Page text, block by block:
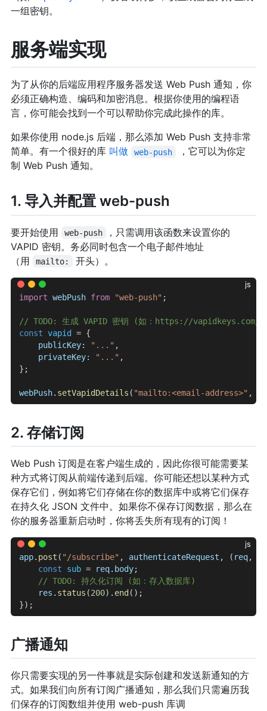
一组密钥。
服务端实现
为了从你的后端应用程序服务器发送 Web Push 通知，你
必须正确构造、编码和加密消息。根据你使用的编程语
言，你可能会找到一个可以帮助你完成此操作的库。
如果你使用 node.js 后端，那么添加 Web Push 支持非常
简单。有一个很好的库 叫做 web-push
，它可以为你定
制 Web Push 通知。
1. 导入并配置 web-push
要开始使用 web-push
，只需调用该函数来设置你的
VAPID 密钥。务必同时包含一个电子邮件地址
（用
mailto: 开头）。
js
import webPush from "web-push" ;
// TODO: 生成 VAPID 密钥 (如：https://vapidkeys.com/)
const vapid = {
    publicKey:
"..." ,
    privateKey:
"..." ,
};
webPush. setVapidDetails ( "mailto:<email-address>" ,
2. 存储订阅
Web Push 订阅是在客户端生成的，因此你很可能需要某
种方式将订阅从前端传递到后端。你可能还想以某种方式
保存它们，例如将它们存储在你的数据库中或将它们保存
在持久化 JSON 文件中。如果你不保存订阅数据，那么在
你的服务器重新启动时，你将丢失所有现有的订阅！
js
app. post ( "/subscribe" , authenticateRequest , ( req,
    const
sub = req. body;
    // TODO: 持久化订阅 (如：存入数据库)
    res
. status (200). end ();
});
广播通知
你只需要实现的另一件事就是实际创建和发送新通知的方
式。如果我们向所有订阅广播通知，那么我们只需遍历我
们保存的订阅数组并使用 web-push 库调